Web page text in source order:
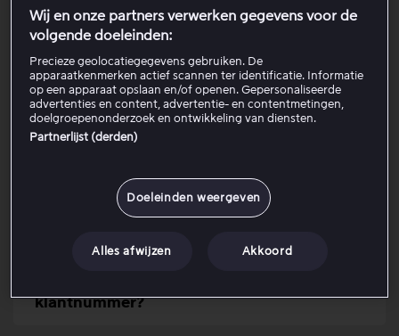
Controleer of je de juiste klantgegevens
invoert
Als je klant bent via Telenor
Als je de melding krijgt dat het e-
Probeer een ander apparaat, browser of
klantnummer?
Wij en onze partners verwerken gegevens voor de
volgende doeleinden:
Precieze geolocatiegegevens gebruiken. De
apparaatkenmerken actief scannen ter identificatie. Informatie
op een apparaat opslaan en/of openen. Gepersonaliseerde
advertenties en content, advertentie- en contentmetingen,
doelgroepenonderzoek en ontwikkeling van diensten.
Partnerlijst (derden)
Doeleinden weergeven
Alles afwijzen Akkoord